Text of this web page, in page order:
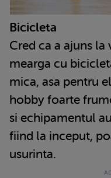
Bicicleta
Cred ca a ajuns la
mearga cu
mica, asa pentru
hobby foarte
si echipamentul
fiind la inceput,
usurinta.